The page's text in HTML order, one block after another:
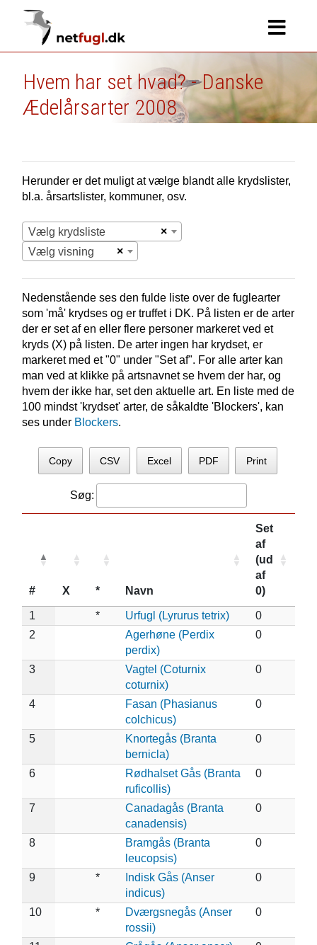
Hvem har set hvad? - Danske
Ædelårsarter 2008
Herunder er det muligt at vælge blandt alle krydslister,
bl.a. årsartslister, kommuner, osv.
×
Vælg krydsliste
×
Vælg visning
Nedenstående ses den fulde liste over de fuglearter
som 'må' krydses og er truffet i DK. På listen er de arter
der er set af en eller flere personer markeret ved et
kryds (X) på listen. De arter ingen har krydset, er
markeret med et "0" under "Set af". For alle arter kan
man ved at klikke på artsnavnet se hvem der har, og
hvem der ikke har, set den aktuelle art. En liste med de
100 mindst 'krydset' arter, de såkaldte 'Blockers', kan
ses under Blockers.
Copy CSV Excel PDF Print
Søg:
# X * Navn
Set
af
(ud
af
0)
1 * Urfugl (Lyrurus tetrix)
0
2
Agerhøne (Perdix
perdix)
0
3
Vagtel (Coturnix
coturnix)
0
4
Fasan (Phasianus
colchicus)
0
5
Knortegås (Branta
bernicla)
0
6
Rødhalset Gås (Branta
ruficollis)
0
7
Canadagås (Branta
canadensis)
0
8
Bramgås (Branta
leucopsis)
0
9 *
Indisk Gås (Anser
indicus)
0
10 *
Dværgsnegås (Anser
rossii)
0